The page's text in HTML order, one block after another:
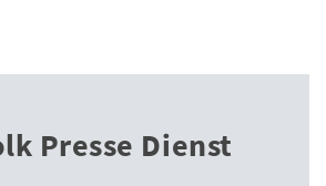
Presse Dienst